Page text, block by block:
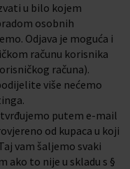
u bilo kojem
osobnih
Odjava je moguća i
računu korisnika
računa).
više nećemo
putem e-mail
od kupaca u koji
vam šaljemo svaki
ako to nije u skladu s §